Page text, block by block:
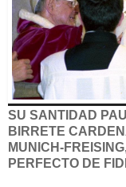
SU SANTIDAD
BIRRETE
MUNICH-
PERFECTO DE